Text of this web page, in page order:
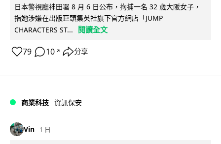
日本警視廳神田署 8 月 6 日公布，拘捕一名 32 歲大阪女子，
指她涉嫌在出版巨頭集英社旗下官方網店「JUMP
CHARACTERS ST...
閱讀全文
79 10 ↗ 分享
商業科技 資訊保安
Vin 1 日